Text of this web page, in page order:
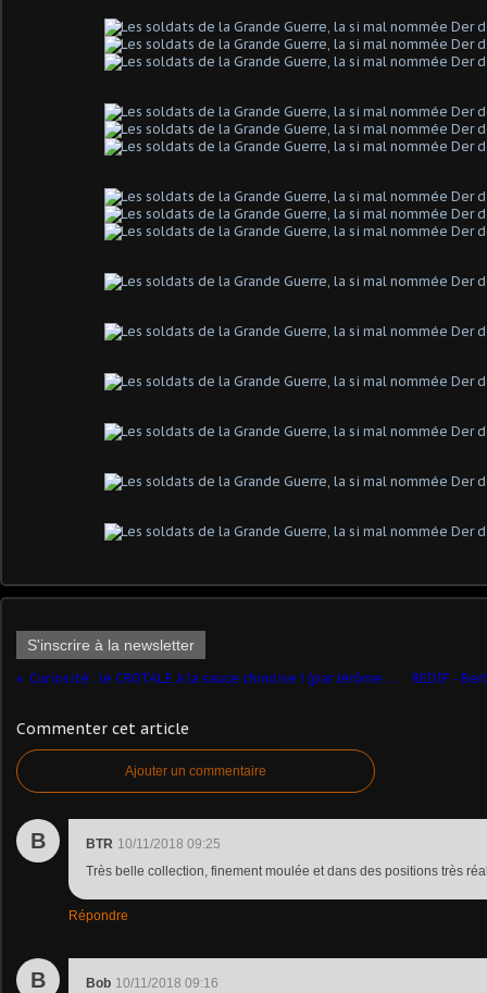
S'inscrire à la newsletter
Curiosité : le CROTALE à la sauce chinoise ! (par Jérôme Hadacek)
Commenter cet article
Ajouter un commentaire
B BTR 10/11/2018 09:25
Très belle collection, finement moulée et dans des positions très
Répondre
B Bob 10/11/2018 09:16